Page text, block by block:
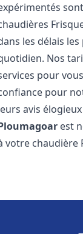
les délais
Nos
pour
pour
avis
est
votre chaudière